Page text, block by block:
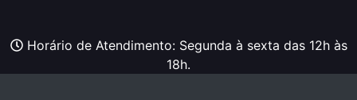
Horário de Atendimento: Segunda à sexta das 12h às
18h.